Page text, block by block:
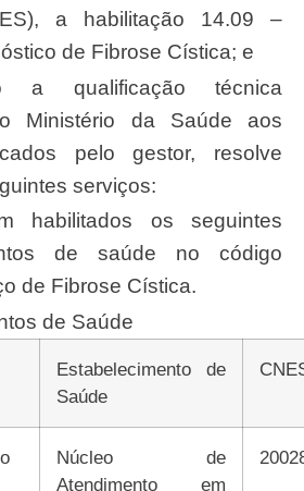
a habilitação 14.09 –
de Fibrose Cística; e
Ministério da Saúde aos
pelo gestor, resolve
serviços:
de saúde no código
de Fibrose Cística.
de Saúde
Estabelecimento de
Saúde
Núcleo de
Atendimento em